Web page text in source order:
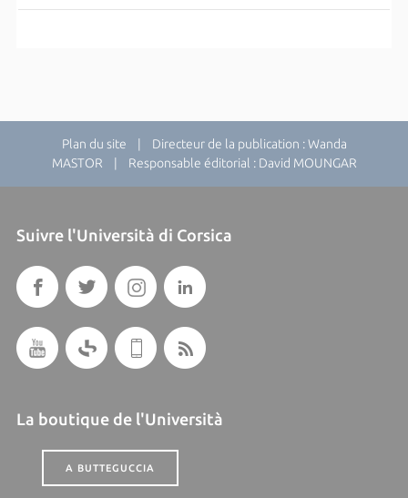
Plan du site | Directeur de la publication : Wanda
MASTOR | Responsable éditorial : David MOUNGAR
Suivre l'Università di Corsica
La boutique de l'Università
A BUTTEGUCCIA